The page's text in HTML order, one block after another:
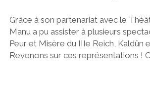
Grâce à son partenariat avec le
Manu a pu assister à plusieurs
Peur et Misère du IIIe Reich, Kaldûn
Revenons sur ces représentations !